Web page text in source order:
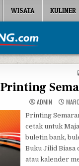
WISATA KULINER
Printing
ADMIN
Printing
cetak untuk
buletin bank,
Buku Jilid Biasa
atau kalender